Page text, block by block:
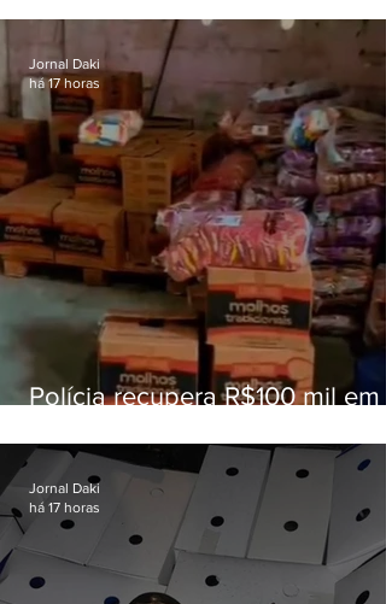
educação
Polícia recupera R$100 mil em
Fluminense
Jornal Daki
há 17 horas
Jornal Daki
há 17 horas